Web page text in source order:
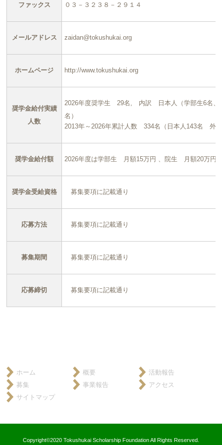
ファックス ０３－３２３８－２９１４
メールアドレス zaidan@tokushukai.org
ホームページ http://www.tokushukai.org
奨学金給付実績
人数
2026年度奨学生 29名, 内訳 日本人（学部生6名、
名）
2013年～2026年累計人数 334名（日本人143名 外
奨学金給付額 2026年度は学部生 月額15万円 、院生 月額20万円
奨学金受給資格 募集要項に記載通り
応募方法 募集要項に記載通り
募集期間 募集要項に記載通り
応募締切 募集要項に記載通り
ホーム 概要
活動報告
募集
事業報告
アクセス
サイトマップ
Copyright©2020 Tokushukai Scholarship Foundation All Rights Reserved.